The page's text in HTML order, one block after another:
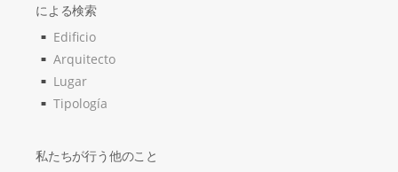
による検索
Edificio
Arquitecto
Lugar
Tipología
私たちが行う他のこと